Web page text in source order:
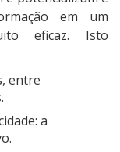
em um
eficaz. Isto
entre
a